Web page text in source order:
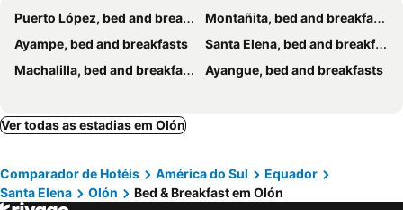
Puerto López, bed and breakfasts
Montañita, bed and breakfasts
Ayampe, bed and breakfasts
Santa Elena, bed and breakfasts
Machalilla, bed and breakfasts
Ayangue, bed and breakfasts
Ver todas as estadias em Olón
Comparador de Hotéis América do Sul
Equador
Santa Elena
Olón Bed & Breakfast em Olón